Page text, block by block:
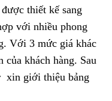
thiết kế sang
với nhiều phong
Với 3 mức giá khác
khách hàng. Sau
xin giới thiệu bảng